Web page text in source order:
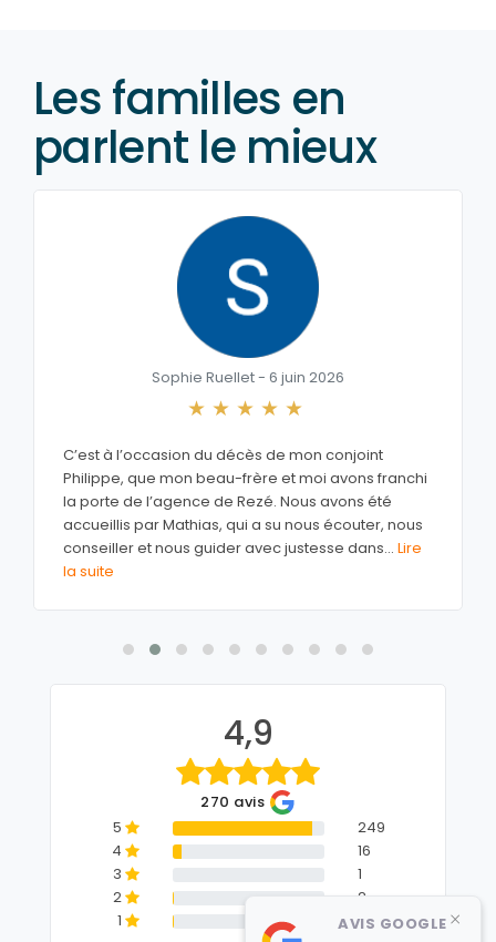
Les familles en
parlent le mieux
Sophie Ruellet - 6 juin 2026
C’est à l’occasion du décès de mon conjoint
Philippe, que mon beau-frère et moi avons franchi
la porte de l’agence de Rezé. Nous avons été
accueillis par Mathias, qui a su nous écouter, nous
conseiller et nous guider avec justesse dans... Lire
la suite
4,9
270 avis
5
249
4
16
3
1
2
2
1
2
AVIS GOOGLE ×